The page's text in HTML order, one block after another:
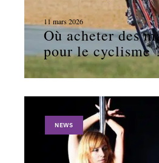
11 mars 2026
Où acheter des
pour le cyclisme
NEWS